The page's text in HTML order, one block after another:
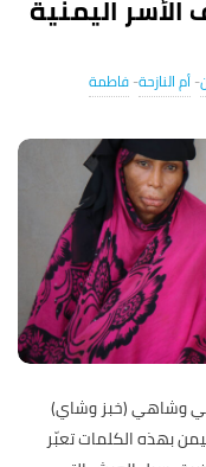
الأسر اليمنية
-أم النازحة-فاطمة
روتي وشاهي (خبز وشاي)
بهذه الكلمات تعبّر